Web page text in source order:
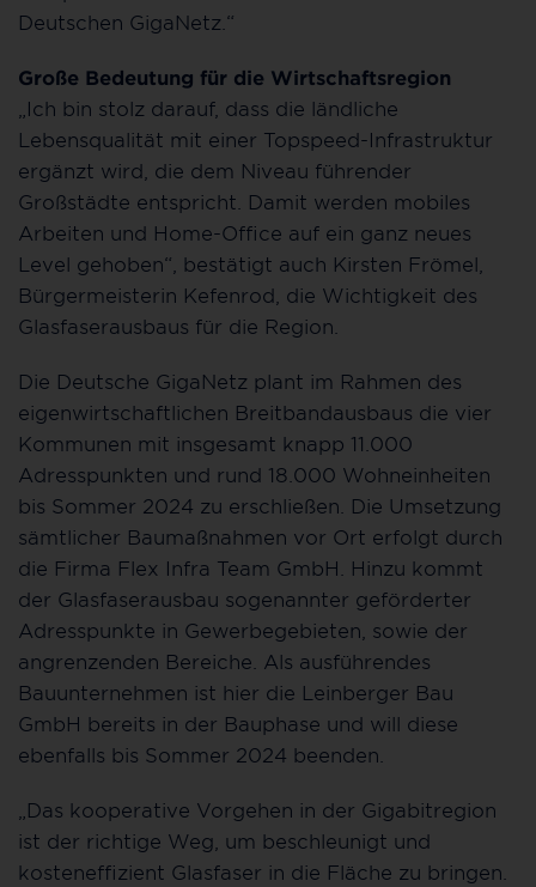
Deutschen GigaNetz.“
Große Bedeutung für die Wirtschaftsregion
„Ich bin stolz darauf, dass die ländliche
Lebensqualität mit einer Topspeed-Infrastruktur
ergänzt wird, die dem Niveau führender
Großstädte entspricht. Damit werden mobiles
Arbeiten und Home-Office auf ein ganz neues
Level gehoben“, bestätigt auch Kirsten Frömel,
Bürgermeisterin Kefenrod, die Wichtigkeit des
Glasfaserausbaus für die Region.
Die Deutsche GigaNetz plant im Rahmen des
eigenwirtschaftlichen Breitbandausbaus die vier
Kommunen mit insgesamt knapp 11.000
Adresspunkten und rund 18.000 Wohneinheiten
bis Sommer 2024 zu erschließen. Die Umsetzung
sämtlicher Baumaßnahmen vor Ort erfolgt durch
die Firma Flex Infra Team GmbH. Hinzu kommt
der Glasfaserausbau sogenannter geförderter
Adresspunkte in Gewerbegebieten, sowie der
angrenzenden Bereiche. Als ausführendes
Bauunternehmen ist hier die Leinberger Bau
GmbH bereits in der Bauphase und will diese
ebenfalls bis Sommer 2024 beenden.
„Das kooperative Vorgehen in der Gigabitregion
ist der richtige Weg, um beschleunigt und
kosteneffizient Glasfaser in die Fläche zu bringen.